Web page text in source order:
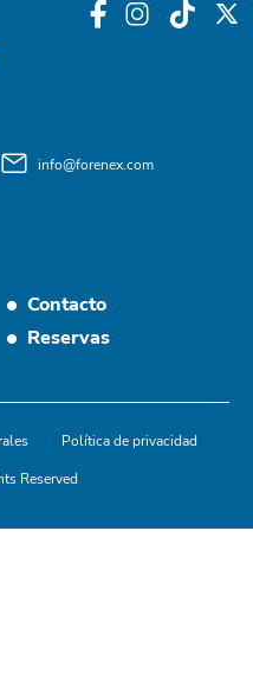
info@forenex.com
Contacto
Reservas
Política de privacidad
Reserved